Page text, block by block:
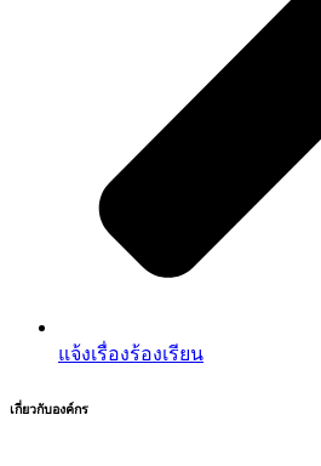
แจ้งเรื่องร้องเรียน
เกี่ยวกับองค์กร